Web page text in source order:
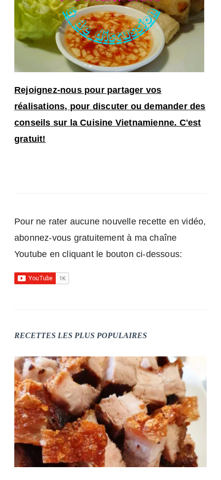
Rejoignez-nous pour partager vos
réalisations, pour discuter ou demander des
conseils sur la Cuisine Vietnamienne. C'est
gratuit!
Pour ne rater aucune nouvelle recette en vidéo,
abonnez-vous gratuitement à ma chaîne
Youtube en cliquant le bouton ci-dessous:
RECETTES LES PLUS POPULAIRES